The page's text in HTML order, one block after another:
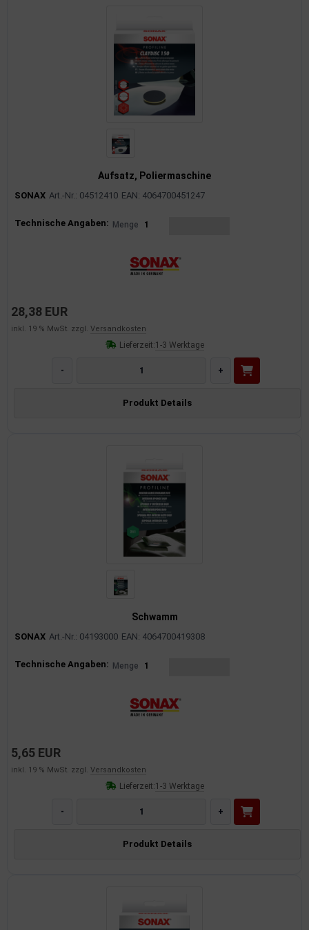
Aufsatz, Poliermaschine
SONAX Art.-Nr.: 04512410 EAN: 4064700451247
Produktinformationen
Technische Angaben: Menge 1
28,38 EUR
inkl. 19 % MwSt. zzgl. Versandkosten
Lieferzeit:1-3 Werktage
- +
Produkt Details
Schwamm
SONAX Art.-Nr.: 04193000 EAN: 4064700419308
Produktinformationen
Technische Angaben: Menge 1
5,65 EUR
inkl. 19 % MwSt. zzgl. Versandkosten
Lieferzeit:1-3 Werktage
- +
Produkt Details